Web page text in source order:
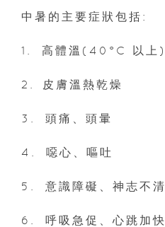
中暑的主要症狀包括:
1.⁠ ⁠高體溫(40°C 以上)
2.⁠ 皮膚溫熱乾燥
3.⁠ ⁠頭痛、頭暈
4.⁠ ⁠噁心、嘔吐
5.⁠ ⁠意識障礙、神志不清
6.⁠ ⁠呼吸急促、心跳加快